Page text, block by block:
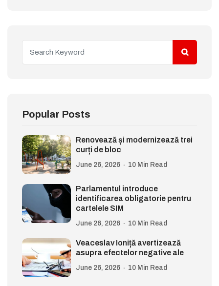
Popular Posts
Renovează și modernizează trei
curți de bloc
June 26, 2026 10 Min Read
Parlamentul introduce
identificarea obligatorie pentru
cartelele SIM
June 26, 2026 10 Min Read
Veaceslav Ioniță avertizează
asupra efectelor negative ale
June 26, 2026 10 Min Read